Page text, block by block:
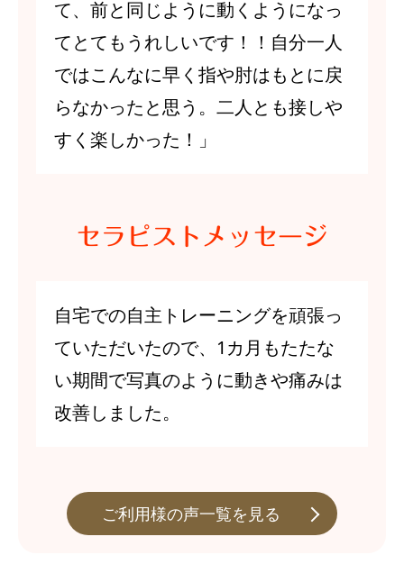
て、前と同じように動くようになっ
てとてもうれしいです！！自分一人
ではこんなに早く指や肘はもとに戻
らなかったと思う。二人とも接しや
すく楽しかった！」
セラピスト メッセージ
自宅での自主トレーニングを頑張っ
ていただいたので、1カ月もたたな
い期間で写真のように動きや痛みは
改善しました。
ご利用様の声一覧を見る